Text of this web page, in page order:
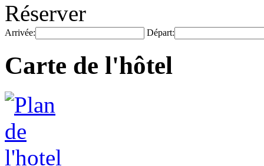
Réserver
Arrivée: Départ:
Carte de l'hôtel